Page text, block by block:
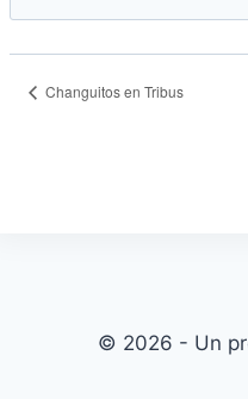
Changuitos en Tribus
© 2026 - Un